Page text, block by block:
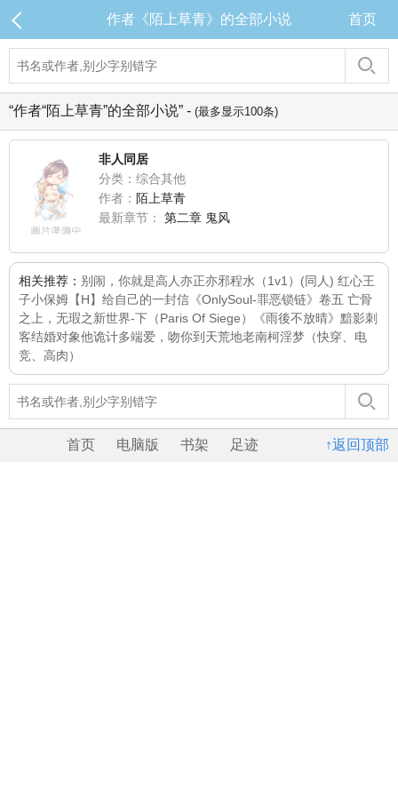
作者《陌上草青》的全部小说 首页
“作者“陌上草青”的全部小说” - (最多显示100条)
非人同居
分类：综合其他
作者： 陌上草青
最新章节：
第二章 鬼风
相关推荐： 别闹，你就是高人亦正亦邪程水（1v1） (同人) 红心王
子小保姆【H】 给自己的一封信 《OnlySoul-罪恶锁链》卷五 亡骨
之上，无瑕之新世界-下（Paris Of Siege）
《雨後不放晴》 黯影刺
客结婚对象他诡计多端爱，吻你到天荒地老南柯淫梦（快穿、电
竞、高肉）
↑返回顶部
首页 电脑版 书架 足迹